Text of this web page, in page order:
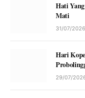
Hati
Mati
31/07/
Hari
29/07/